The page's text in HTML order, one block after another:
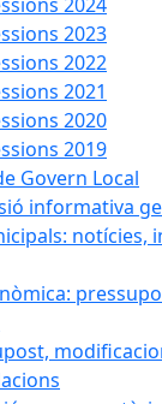
2023
2022
2021
2020
2019
Govern Local
informativa
notícies,